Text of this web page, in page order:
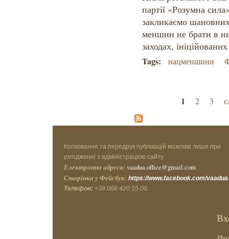
партії «Розумна
закликаємо
меншин не брати в
заходах,
Tags: нацменшини
Страницы
1 2 3
Копіювання та передрук публікацій можливі лише при
узгодженні з адміністрацією сайту.
Електронна адреса: vaadua.office@gmail.com
Сторінка у Фейсбук: https://www.facebook.com/vaadua
Телефон: +38 066 420 55 06.